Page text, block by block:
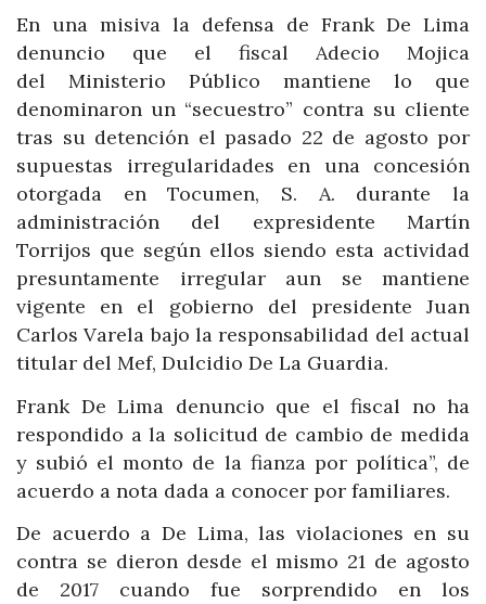
En una misiva la defensa de Frank De Lima
denuncio que el fiscal Adecio Mojica
del Ministerio Público mantiene lo que
denominaron un “secuestro” contra su cliente
tras su detención el pasado 22 de agosto por
supuestas irregularidades en una concesión
otorgada en Tocumen, S. A. durante la
administración del expresidente Martín
Torrijos que según ellos siendo esta actividad
presuntamente irregular aun se mantiene
vigente en el gobierno del presidente Juan
Carlos Varela bajo la responsabilidad del actual
titular del Mef, Dulcidio De La Guardia.
Frank De Lima denuncio que el fiscal no ha
respondido a la solicitud de cambio de medida
y subió el monto de la fianza por política”, de
acuerdo a nota dada a conocer por familiares.
De acuerdo a De Lima, las violaciones en su
contra se dieron desde el mismo 21 de agosto
de 2017 cuando fue sorprendido en los